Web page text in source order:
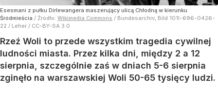
Esesmani z pułku Dirlewangera maszerujący ulicą Chłodną w kierunku
Śródmieścia / Źródło: Wikimedia Commons / Bundesarchiv, Bild 101I-696-0426-
22 / Leher / CC-BY-SA 3.0
Rzeź Woli to przede wszystkim tragedia cywilnej
ludności miasta. Przez kilka dni, między 2 a 12
sierpnia, szczególnie zaś w dniach 5-6 sierpnia
zginęło na warszawskiej Woli 50-65 tysięcy ludzi.